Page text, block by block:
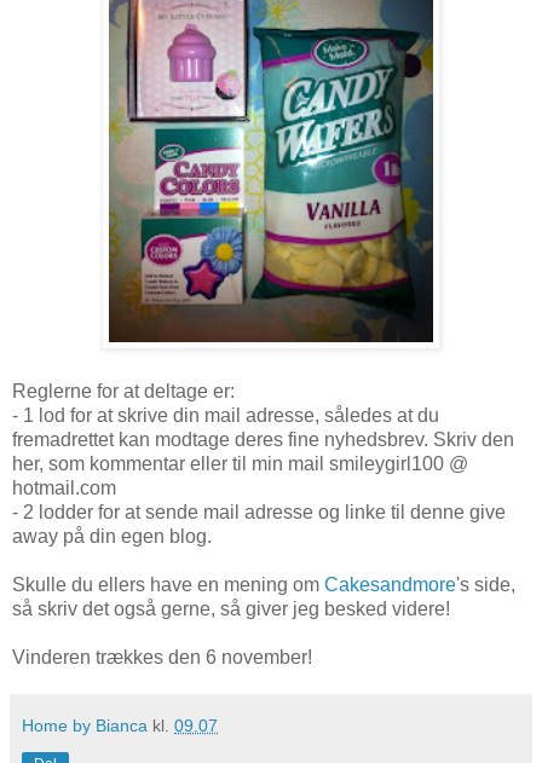
Reglerne for at deltage er:
- 1 lod for at skrive din mail adresse, således at du
fremadrettet kan modtage deres fine nyhedsbrev. Skriv den
her, som kommentar eller til min mail smileygirl100 @
hotmail.com
- 2 lodder for at sende mail adresse og linke til denne give
away på din egen blog.
Skulle du ellers have en mening om Cakesandmore's side,
så skriv det også gerne, så giver jeg besked videre!
Vinderen trækkes den 6 november!
Home by Bianca kl. 09.07